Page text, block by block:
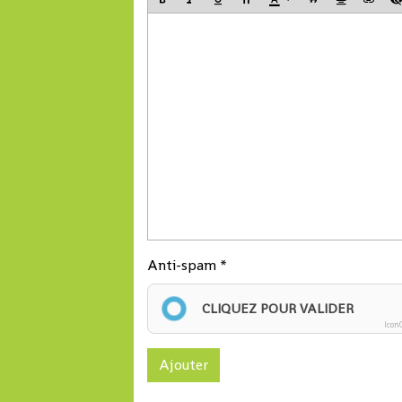
Anti-spam
CLIQUEZ POUR VALIDER
Ajouter